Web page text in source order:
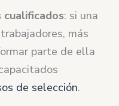
: si una
más
parte de ella
de selección.